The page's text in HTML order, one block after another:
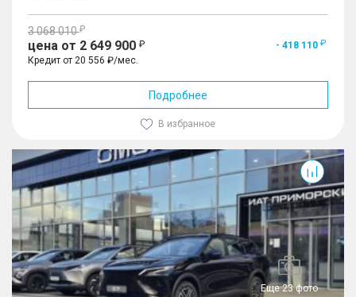
3 068 010
цена от 2 649 900
- 418 110
Кредит от 20 556 ₽/мес.
Подробнее
В избранное
Еще 23 фото